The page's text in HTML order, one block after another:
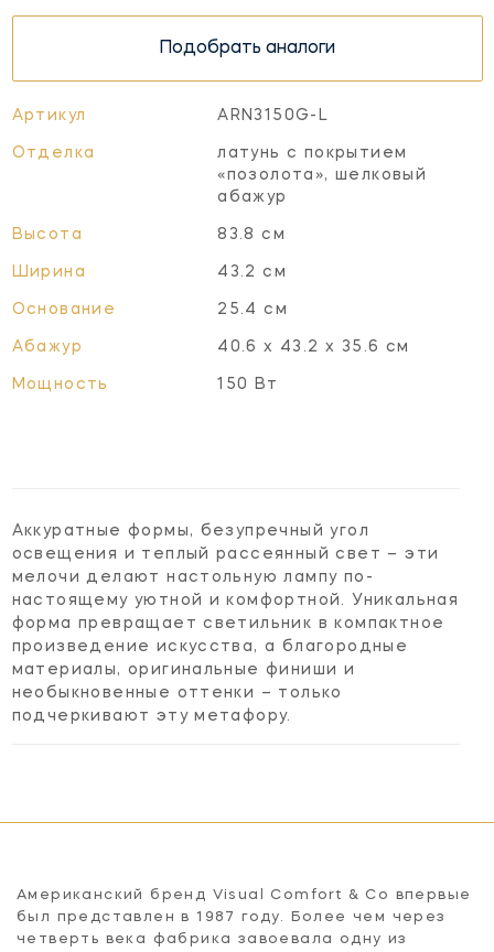
Подобрать аналоги
Артикул ARN3150G-L
Отделка
латунь с покрытием
«позoлота», шелковый
абажур
Высота 83.8 см
Ширина 43.2 см
Основание 25.4 см
Абажур 40.6 x 43.2 x 35.6 см
Мощность 150 Вт
Аккуратные формы, безупречный угол
освещения и теплый рассеянный свет – эти
мелочи делают настольную лампу по-
настоящему уютной и комфортной. Уникальная
форма превращает светильник в компактное
произведение искусства, а благородные
материалы, оригинальные финиши и
необыкновенные оттенки – только
подчеркивают эту метафору.
Американский бренд Visual Comfort & Co впервые
был представлен в 1987 году. Более чем через
четверть века фабрика завоевала одну из